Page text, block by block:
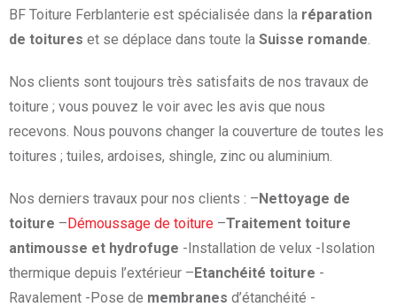
BF Toiture Ferblanterie est spécialisée dans la réparation
de toitures et se déplace dans toute la Suisse romande.
Nos clients sont toujours très satisfaits de nos travaux de
toiture ; vous pouvez le voir avec les avis que nous
recevons. Nous pouvons changer la couverture de toutes les
toitures ; tuiles, ardoises, shingle, zinc ou aluminium.
Nos derniers travaux pour nos clients : –Nettoyage de
toiture –Démoussage de toiture –Traitement toiture
antimousse et hydrofuge -Installation de velux -Isolation
thermique depuis l’extérieur –Etanchéité toiture -
Ravalement -Pose de membranes d’étanchéité -